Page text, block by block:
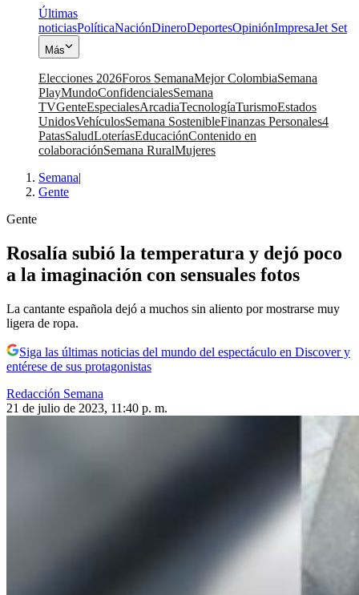
Últimas
noticiasPolíticaNaciónDineroDeportesOpiniónImpresaJet Set
Más
Elecciones 2026Foros SemanaMejor ColombiaSemana
PlayMundoConfidencialesSemana
TVGenteEspecialesArcadiaTecnologíaTurismoEstados
UnidosVehículosSemana SostenibleFinanzas Personales4
PatasSaludLoteríasEducaciónContenido en
colaboraciónSemana RuralMujeres
Semana|
Gente
Gente
Rosalía subió la temperatura y dejó poco
a la imaginación con sensuales fotos
La cantante española dejó a muchos sin aliento por mostrarse muy
ligera de ropa.
Siga las últimas noticias del mundo del espectáculo en Discover y
entérese de sus protagonistas
Redacción Semana
21 de julio de 2023, 11:40 p. m.